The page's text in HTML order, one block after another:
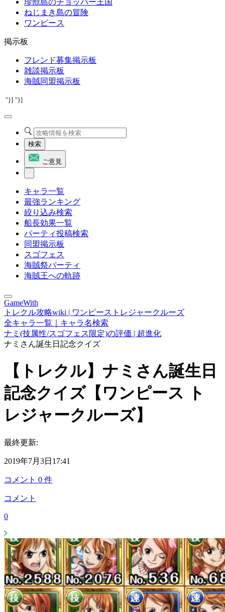
珍獣島のチョッパー王国
ねじまき島の冒険
ワンピース
掲示板
フレンド募集掲示板
雑談掲示板
海賊同盟掲示板
"}] "}]
検索
ご意見
キャラ一覧
最強ランキング
絞り込み検索
船長効果一覧
パーティ投稿検索
同盟掲示板
スゴフェス
海賊祭パーティ
海賊王への軌跡
GameWith
トレクル攻略wiki | ワンピーストレジャークルーズ
全キャラ一覧｜キャラ名検索
ナミ(技属性/スゴフェス限定)の評価 | 超進化
ナミさん誕生日記念クイズ
【トレクル】ナミさん誕生日
記念クイズ【ワンピース ト
レジャークルーズ】
最終更新:
2019年7月3日17:41
コメント 0 件
コメント
0